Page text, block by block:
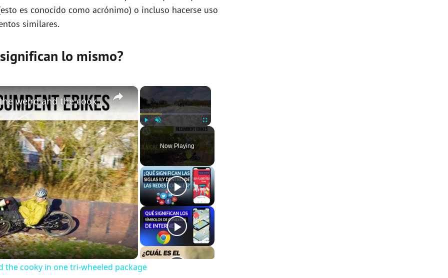
es conocido como acrónimo) o incluso hacerse uso
similares.
lo mismo?
×
Play Unmute Fullscreen
Now Playing
×
Recumbent eMTB? TRAILER - All the weird and the cooky in one tri-wheeled package
the cooky in one tri-wheeled package